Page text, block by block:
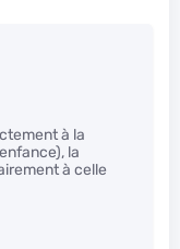
à la
la
à celle